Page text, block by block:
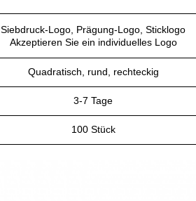
Siebdruck-Logo, Prägung-Logo, Sticklogo
Akzeptieren Sie ein individuelles Logo
Quadratisch, rund, rechteckig
3-7 Tage
100 Stück